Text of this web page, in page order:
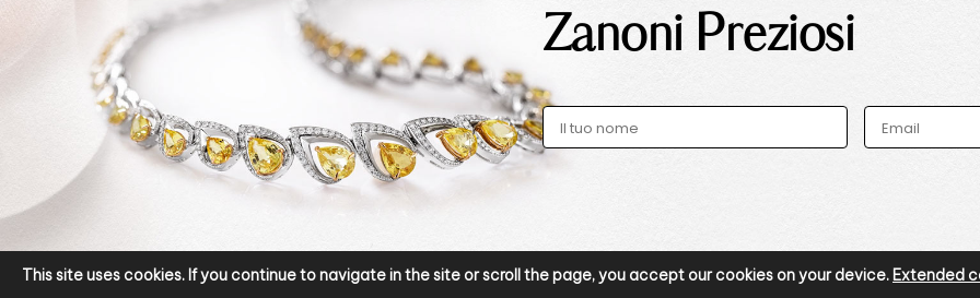
Zanoni Preziosi
This site uses cookies. If you continue to navigate in the site or scroll the page, you accept our cookies on your device. Extended